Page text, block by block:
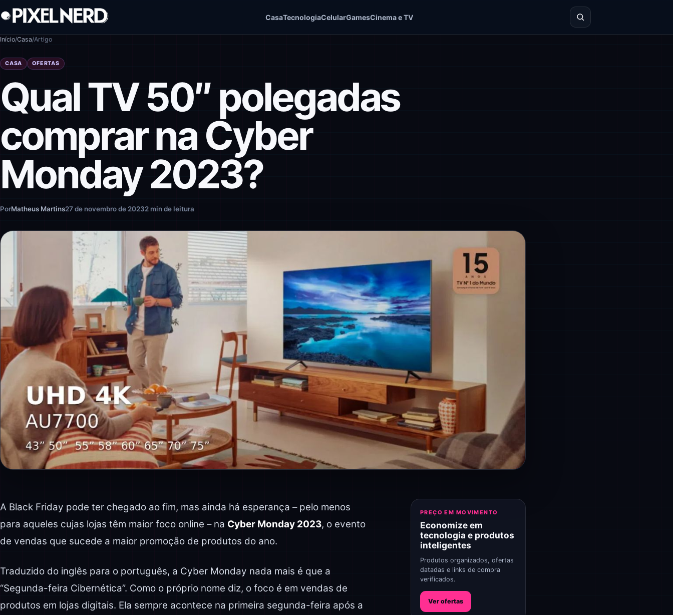
Pular para o conteúdo
CasaTecnologiaCelularGamesCinema e TV
Início/Casa/Artigo
CASA OFERTAS
Qual TV 50″ polegadas
comprar na Cyber
Monday 2023?
PorMatheus Martins27 de novembro de 20232 min de leitura
A Black Friday pode ter chegado ao fim, mas ainda há esperança – pelo menos
para aqueles cujas lojas têm maior foco online – na Cyber Monday 2023, o evento
de vendas que sucede a maior promoção de produtos do ano.
Traduzido do inglês para o português, a Cyber Monday nada mais é que a
“Segunda-feira Cibernética”. Como o próprio nome diz, o foco é em vendas de
produtos em lojas digitais. Ela sempre acontece na primeira segunda-feira após a
PREÇO EM MOVIMENTO
Economize em
tecnologia e produtos
inteligentes
Produtos organizados, ofertas
datadas e links de compra
verificados.
Ver ofertas